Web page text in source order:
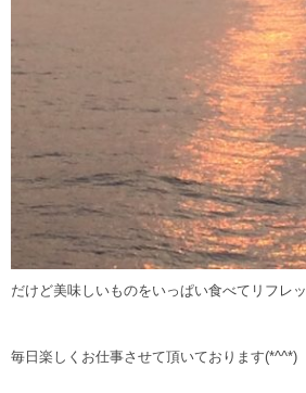
だけど美味しいものをいっぱい食べてリフレッ
毎日楽しくお仕事させて頂いております(*^^*)